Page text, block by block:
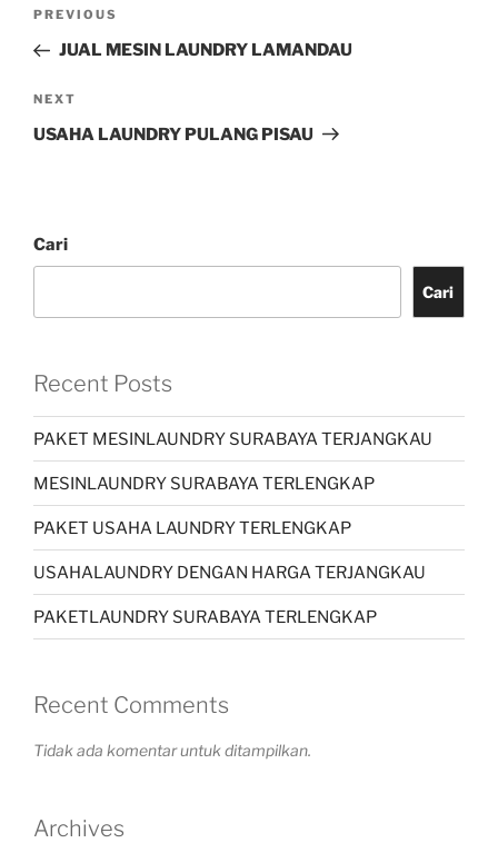
PREVIOUS
JUAL MESIN LAUNDRY LAMANDAU
NEXT
USAHA LAUNDRY PULANG PISAU
Cari
Cari
Recent Posts
PAKET MESINLAUNDRY SURABAYA TERJANGKAU
MESINLAUNDRY SURABAYA TERLENGKAP
PAKET USAHA LAUNDRY TERLENGKAP
USAHALAUNDRY DENGAN HARGA TERJANGKAU
PAKETLAUNDRY SURABAYA TERLENGKAP
Recent Comments
Tidak ada komentar untuk ditampilkan.
Archives